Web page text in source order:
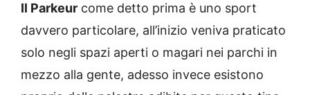
Il Parkeur come detto prima è uno sport
davvero particolare, all’inizio veniva praticato
solo negli spazi aperti o magari nei parchi in
mezzo alla gente, adesso invece esistono